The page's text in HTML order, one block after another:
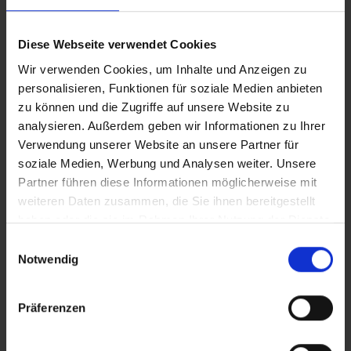
Diese Webseite verwendet Cookies
Wir verwenden Cookies, um Inhalte und Anzeigen zu
personalisieren, Funktionen für soziale Medien anbieten
zu können und die Zugriffe auf unsere Website zu
analysieren. Außerdem geben wir Informationen zu Ihrer
Verwendung unserer Website an unsere Partner für
soziale Medien, Werbung und Analysen weiter. Unsere
Partner führen diese Informationen möglicherweise mit
weiteren Daten zusammen, die Sie ihnen bereitgestellt
haben oder die sie im Rahmen Ihrer Nutzung der Dienste
Notwendig
Präferenzen
Internetverbindung
Kostentransparenz:Einmalige
Lizenzierung ohne wiederkehrende Abo-
Gebühren
Einsatzbereiche
Unternehmen & Behörden:Für
standardisierte Office-Umgebungen mit
Compliance-Anforderungen
Industrie & Fertigung: